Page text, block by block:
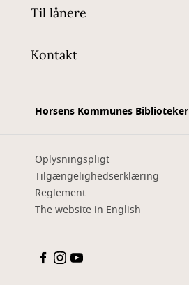
Til lånere
Kontakt
Horsens Kommunes Biblioteker
Oplysningspligt
Tilgængelighedserklæring
Reglement
The website in English